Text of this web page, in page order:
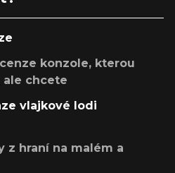
konzole, kterou
chcete
vlajkové lodi
z hraní na malém a